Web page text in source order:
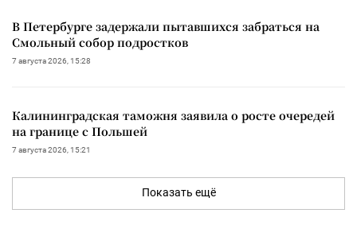
В Петербурге задержали пытавшихся забраться на
Смольный собор подростков
7 августа 2026, 15:28
Калининградская таможня заявила о росте очередей
на границе с Польшей
7 августа 2026, 15:21
Показать ещё